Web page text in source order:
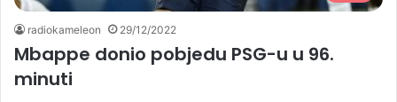
radiokameleon 29/12/2022
Mbappe donio pobjedu PSG-u u 96.
minuti